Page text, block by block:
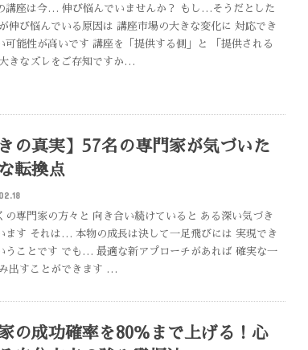
講座は今… 伸び悩んでいませんか？ もし…そうだとした
伸び悩んでいる原因は 講座市場の大きな変化に 対応でき
可能性が高いです 講座を「提供する側」と 「提供される
きなズレをご存知ですか…
きの真実】57名の専門家が気づいた
転換点
の専門家の方々と 向き合い続けていると ある深い気づき
ます それは… 本物の成長は決して一足飛びには 実現でき
うことです でも… 最適な新アプローチがあれば 確実な一
出すことができます …
の成功確率を80％まで上げる！心